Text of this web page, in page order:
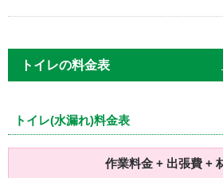
トイレの料金表
トイレ(水漏れ)料金表
作業料金 + 出張費 +